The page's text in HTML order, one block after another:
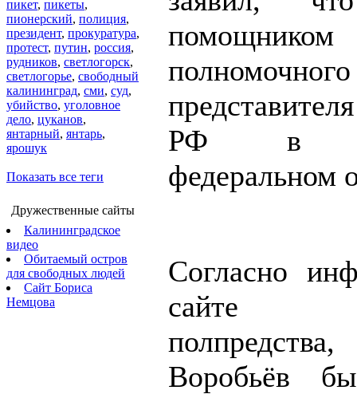
пикет, пикеты,
пионерский, полиция,
президент, прокуратура,
протест, путин, россия,
рудников, светлогорск,
светлогорье, свободный
калининград, сми, суд,
убийство, уголовное
дело, цуканов,
янтарный, янтарь,
ярошук
Показать все теги
Дружественные сайты
Калининградское
видео
Обитаемый остров
для свободных людей
Сайт Бориса
Немцова
помощником
полномочного
РФ в
федеральном
Согласно
сайте
Воробьёв